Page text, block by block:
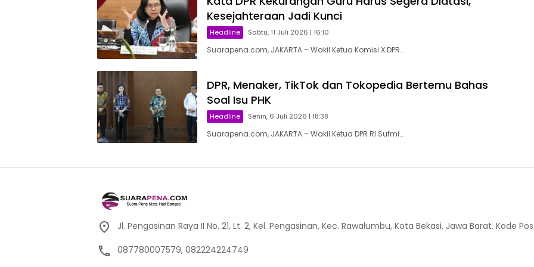
Kesejahteraan Jadi Kunci
Headline Sabtu, 11 Juli 2026 | 16:10
Suarapena.com, JAKARTA – Wakil Ketua Komisi X DPR…
DPR, Menaker, TikTok dan Tokopedia Bertemu Bahas
Soal Isu PHK
Headline Senin, 6 Juli 2026 | 18:38
Suarapena.com, JAKARTA – Wakil Ketua DPR RI Sufmi…
Jl. Pengasinan Raya II No. 21, Lt. 2, Kel. Pengasinan, Kec. Rawalumbu, Kota Bekasi, Jawa Barat. Kode Pos
087780007579, 082224224749